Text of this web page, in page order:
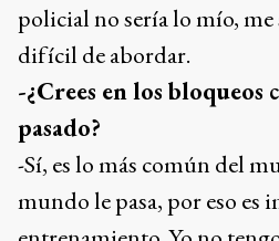
policial no sería lo mío,
difícil de abordar.
-¿Crees en los bloqueos
pasado?
-Sí, es lo más común del
mundo le pasa, por eso es